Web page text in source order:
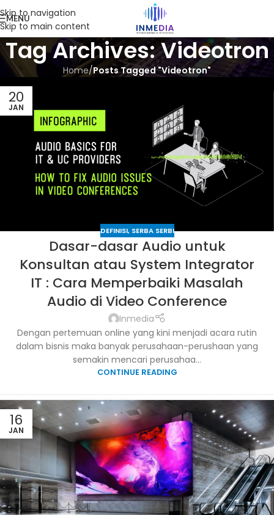
Skip to navigation
Skip to main content
MENU
Tag Archives: Videotron
Home/Posts Tagged "Videotron"
20
JAN
DEFINISI, SERBA SERBI
Dasar-dasar Audio untuk
Konsultan atau System Integrator
IT : Cara Memperbaiki Masalah
Audio di Video Conference
Inmedia
Dengan pertemuan online yang kini menjadi acara rutin
dalam bisnis maka banyak perusahaan-perushaan yang
semakin mencari perusahaa...
CONTINUE READING
16
JAN